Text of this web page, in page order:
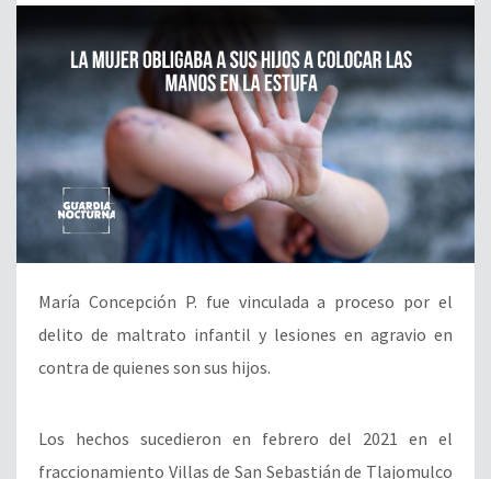
María Concepción P. fue vinculada a proceso por el
delito de maltrato infantil y lesiones en agravio en
contra de quienes son sus hijos.
Los hechos sucedieron en febrero del 2021 en el
fraccionamiento Villas de San Sebastián de Tlajomulco